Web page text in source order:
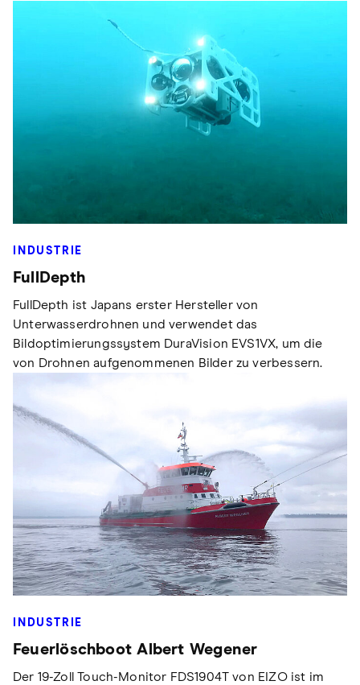
INDUSTRIE
FullDepth
FullDepth ist Japans erster Hersteller von
Unterwasserdrohnen und verwendet das
Bildoptimierungssystem DuraVision EVS1VX, um die
von Drohnen aufgenommenen Bilder zu verbessern.
INDUSTRIE
Feuerlöschboot Albert Wegener
Der 19-Zoll Touch-Monitor FDS1904T von EIZO ist im